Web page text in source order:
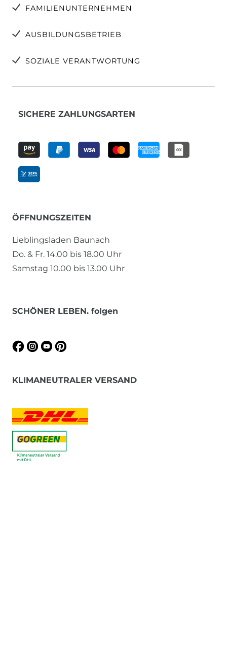
FAMILIENUNTERNEHMEN
AUSBILDUNGSBETRIEB
SOZIALE VERANTWORTUNG
SICHERE ZAHLUNGSARTEN
ÖFFNUNGSZEITEN
Lieblingsladen Baunach
Do. & Fr. 14.00 bis 18.00 Uhr
Samstag 10.00 bis 13.00 Uhr
SCHÖNER LEBEN. folgen
KLIMANEUTRALER VERSAND